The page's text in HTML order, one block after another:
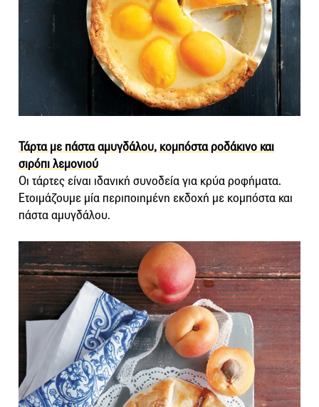
Τάρτα με πάστα αμυγδάλου, κομπόστα ροδάκινο και
σιρόπι λεμονιού
Οι τάρτες είναι ιδανική συνοδεία για κρύα ροφήματα.
Ετοιμάζουμε μία περιποιημένη εκδοχή με κομπόστα και
πάστα αμυγδάλου.